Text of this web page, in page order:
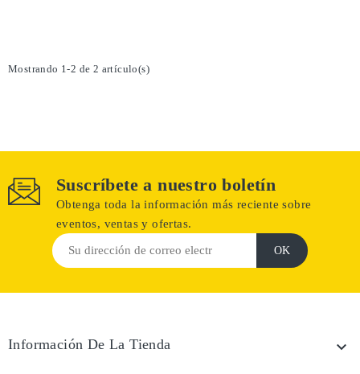
Mostrando 1-2 de 2 artículo(s)
Suscríbete a nuestro boletín
Obtenga toda la información más reciente sobre
eventos, ventas y ofertas.
Información De La Tienda 